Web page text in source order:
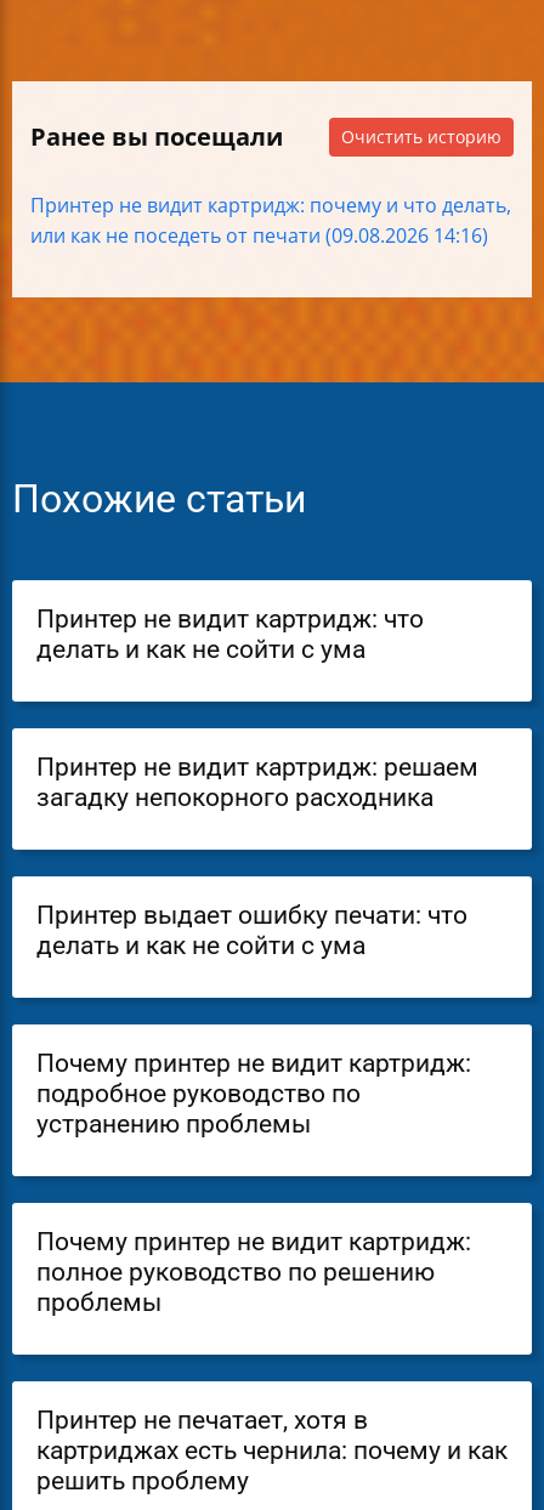
Ранее вы посещали Очистить историю
Принтер не видит картридж: почему и что делать,
или как не поседеть от печати (09.08.2026 14:16)
Похожие статьи
Принтер не видит картридж: что
делать и как не сойти с ума
Принтер не видит картридж: решаем
загадку непокорного расходника
Принтер выдает ошибку печати: что
делать и как не сойти с ума
Почему принтер не видит картридж:
подробное руководство по
устранению проблемы
Почему принтер не видит картридж:
полное руководство по решению
проблемы
Принтер не печатает, хотя в
картриджах есть чернила: почему и как
решить проблему